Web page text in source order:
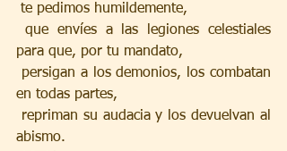
te pedimos humildemente,
para que, por tu mandato,
en todas partes,
abismo.